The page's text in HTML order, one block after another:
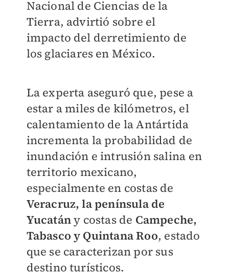
Nacional de Ciencias de la
Tierra, advirtió sobre el
impacto del derretimiento de
los glaciares en México.
La experta aseguró que, pese a
estar a miles de kilómetros, el
calentamiento de la Antártida
incrementa la probabilidad de
inundación e intrusión salina en
territorio mexicano,
especialmente en costas de
Veracruz, la península de
Yucatány costas de Campeche,
Tabasco y Quintana Roo, estado
que se caracterizan por sus
destino turísticos.